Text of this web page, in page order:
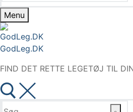
Menu
GodLeg.DK
FIND DET RETTE LEGETØJ TIL
Søg